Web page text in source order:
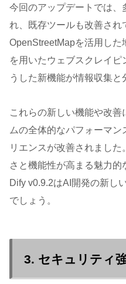
今回のアップデートでは、
れ、既存ツールも改善され
OpenStreetMapを活用した
を用いたウェブスクレイピ
うした新機能が情報収集と
これらの新しい機能や改
ムの全体的なパフォーマ
リエンスが改善されまし
さと機能性が高まる魅力的
Dify v0.9.2はAI開発の新し
でしょう。
3. セキュリティ